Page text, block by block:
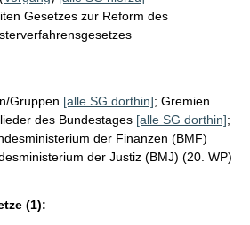
Gesetzes zur Reform des
Gruppen [alle SG dorthin]; Gremien
des Bundestages [alle SG dorthin];
der Finanzen (BMF)
der Justiz (BMJ) (20. WP)
(1):